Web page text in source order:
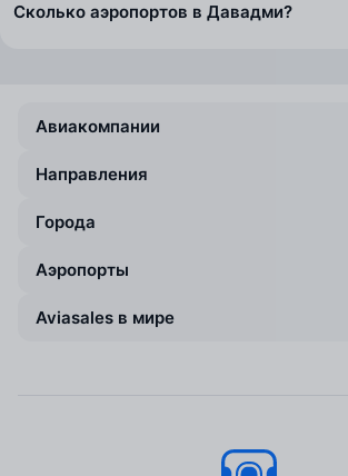
Сколько аэропортов в Давадми?
Авиакомпании
Направления
Города
Аэропорты
Aviasales в мире